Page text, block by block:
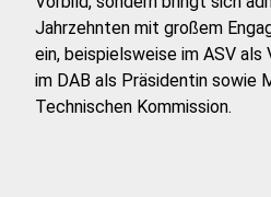
Jahrzehnten mit großem
ein, beispielsweise im ASV
im DAB als Präsidentin sowie
Technischen Kommission.